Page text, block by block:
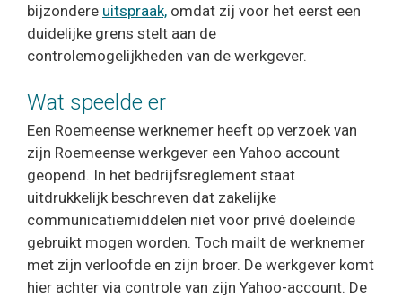
bijzondere uitspraak, omdat zij voor het eerst een
duidelijke grens stelt aan de
controlemogelijkheden van de werkgever.
Wat speelde er
Een Roemeense werknemer heeft op verzoek van
zijn Roemeense werkgever een Yahoo account
geopend. In het bedrijfsreglement staat
uitdrukkelijk beschreven dat zakelijke
communicatiemiddelen niet voor privé doeleinde
gebruikt mogen worden. Toch mailt de werknemer
met zijn verloofde en zijn broer. De werkgever komt
hier achter via controle van zijn Yahoo-account. De